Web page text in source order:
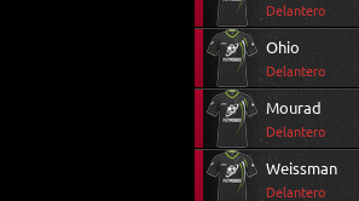
Delantero
Ohio
Delantero
Mourad
Delantero
Weissman
Delantero